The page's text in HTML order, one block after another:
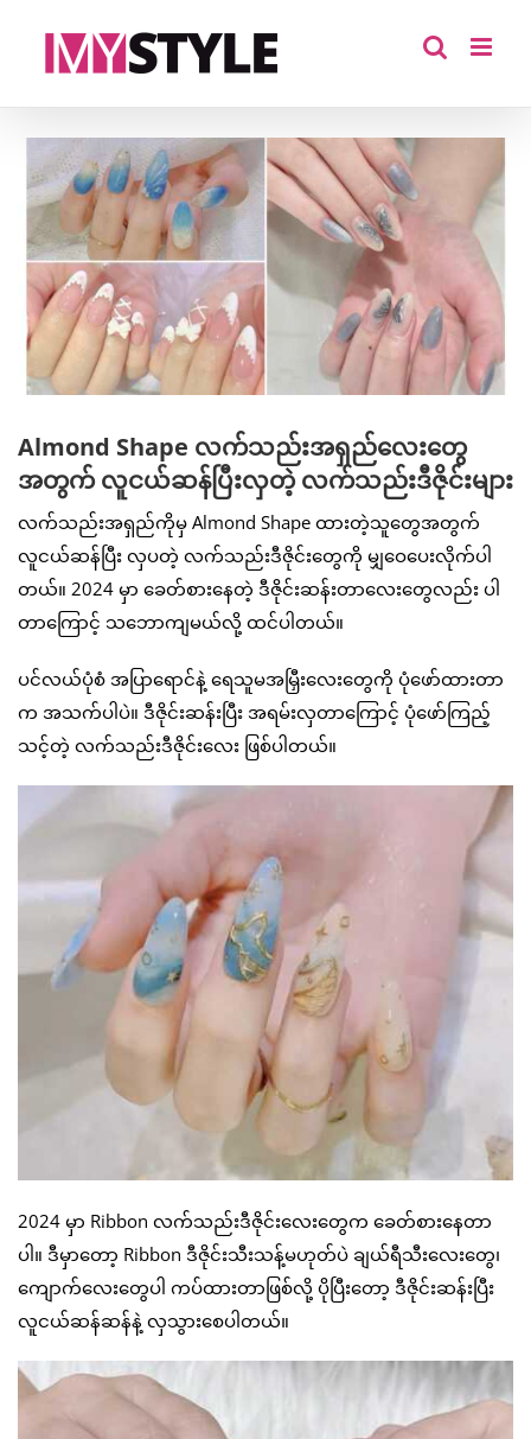
View
Larger
Almond Shape လက်သည်းအရှည်လေးတွေ
အတွက် လူငယ်ဆန်ပြီးလှတဲ့ လက်သည်းဒီဇိုင်းများ
လက်သည်းအရှည်ကိုမှ Almond Shape ထားတဲ့သူတွေအတွက်
လူငယ်ဆန်ပြီး လှပတဲ့ လက်သည်းဒီဇိုင်းတွေကို မျှဝေပေးလိုက်ပါ
တယ်။ 2024 မှာ ခေတ်စားနေတဲ့ ဒီဇိုင်းဆန်းတာလေးတွေလည်း ပါ
တာကြောင့် သဘောကျမယ်လို့ ထင်ပါတယ်။
ပင်လယ်ပုံစံ အပြာရောင်နဲ့ ရေသူမအမြှီးလေးတွေကို ပုံဖော်ထားတာ
က အသက်ပါပဲ။ ဒီဇိုင်းဆန်းပြီး အရမ်းလှတာကြောင့် ပုံဖော်ကြည့်
သင့်တဲ့ လက်သည်းဒီဇိုင်းလေး ဖြစ်ပါတယ်။
2024 မှာ Ribbon လက်သည်းဒီဇိုင်းလေးတွေက ခေတ်စားနေတာ
ပါ။ ဒီမှာတော့ Ribbon ဒီဇိုင်းသီးသန့်မဟုတ်ပဲ ချယ်ရီသီးလေးတွေ၊
ကျောက်လေးတွေပါ ကပ်ထားတာဖြစ်လို့ ပိုပြီးတော့ ဒီဇိုင်းဆန်းပြီး
လူငယ်ဆန်ဆန်နဲ့ လှသွားစေပါတယ်။